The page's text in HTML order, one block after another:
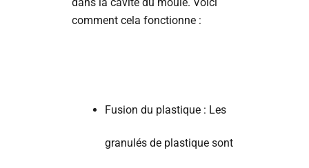
comment cela fonctionne :
Fusion du plastique : Les
granulés de plastique sont